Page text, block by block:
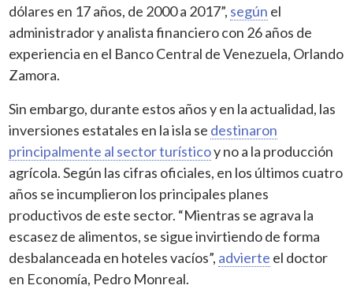
dólares en 17 años, de 2000 a 2017”, según el
administrador y analista financiero con 26 años de
experiencia en el Banco Central de Venezuela, Orlando
Zamora.
Sin embargo, durante estos años y en la actualidad, las
inversiones estatales en la isla se destinaron
principalmente al sector turísticoy no a la producción
agrícola. Según las cifras oficiales, en los últimos cuatro
años se incumplieron los principales planes
productivos de este sector. “Mientras se agrava la
escasez de alimentos, se sigue invirtiendo de forma
desbalanceada en hoteles vacíos”, advierte el doctor
en Economía, Pedro Monreal.